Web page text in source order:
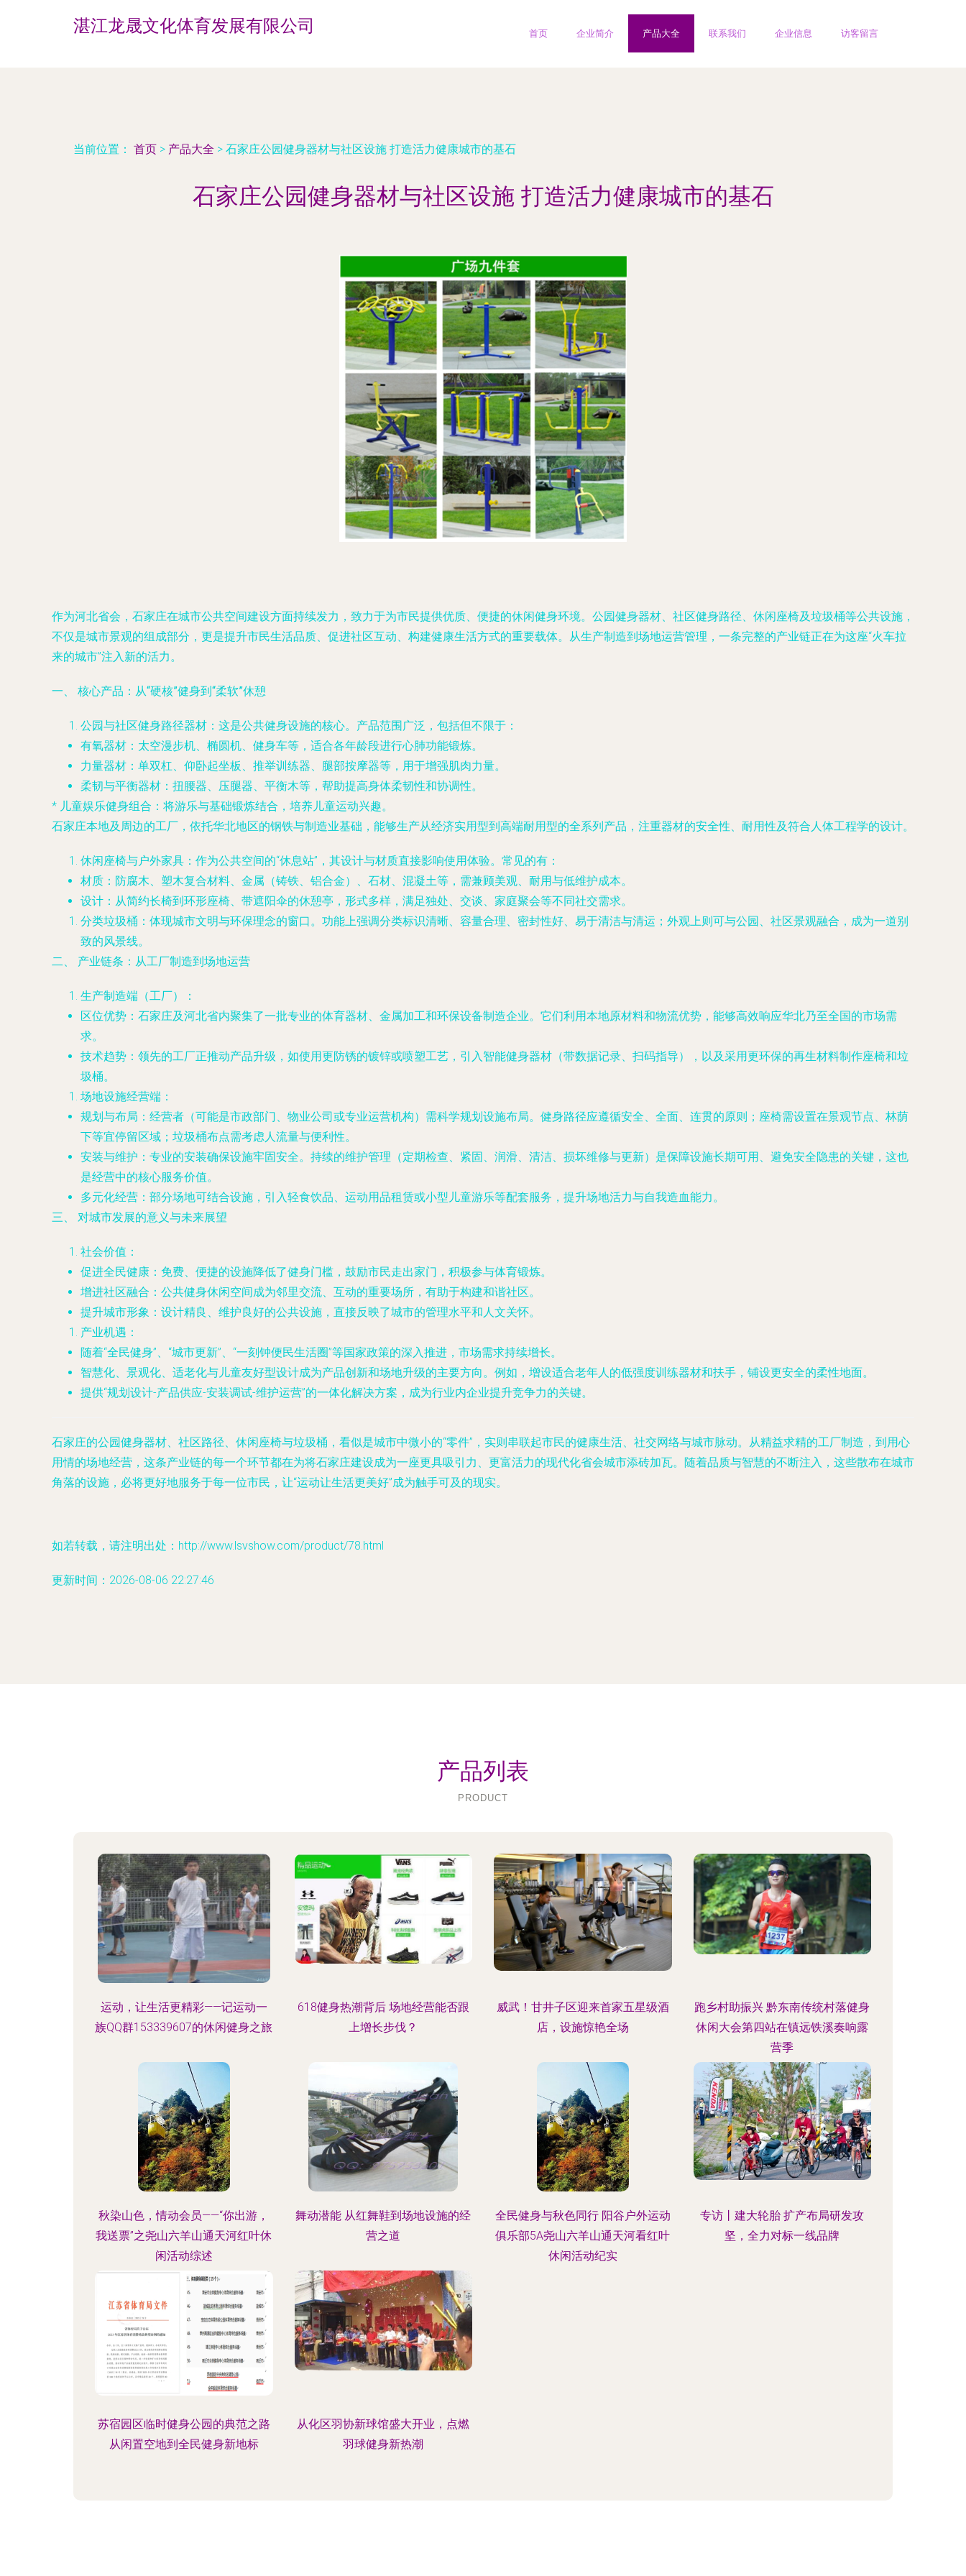
湛江龙晟文化体育发展有限公司 首页 企业简介 产品大全 联系我们 企业信息 访客留言
当前位置： 首页 > 产品大全 > 石家庄公园健身器材与社区设施 打造活力健康城市的基石
石家庄公园健身器材与社区设施 打造活力健康城市的基石
作为河北省会，石家庄在城市公共空间建设方面持续发力，致力于为市民提供优质、便捷的休闲健身环境。公园健身器材、社区健身路径、休闲座椅及垃圾桶等公共设施，
不仅是城市景观的组成部分，更是提升市民生活品质、促进社区互动、构建健康生活方式的重要载体。从生产制造到场地运营管理，一条完整的产业链正在为这座“火车拉
来的城市”注入新的活力。
一、 核心产品：从“硬核”健身到“柔软”休憩
公园与社区健身路径器材 ：这是公共健身设施的核心。产品范围广泛，包括但不限于：
有氧器材 ：太空漫步机、椭圆机、健身车等，适合各年龄段进行心肺功能锻炼。
力量器材 ：单双杠、仰卧起坐板、推举训练器、腿部按摩器等，用于增强肌肉力量。
柔韧与平衡器材 ：扭腰器、压腿器、平衡木等，帮助提高身体柔韧性和协调性。
* 儿童娱乐健身组合 ：将游乐与基础锻炼结合，培养儿童运动兴趣。
石家庄本地及周边的工厂，依托华北地区的钢铁与制造业基础，能够生产从经济实用型到高端耐用型的全系列产品，注重器材的安全性、耐用性及符合人体工程学的设计。
休闲座椅与户外家具 ：作为公共空间的“休息站”，其设计与材质直接影响使用体验。常见的有：
材质 ：防腐木、塑木复合材料、金属（铸铁、铝合金）、石材、混凝土等，需兼顾美观、耐用与低维护成本。
设计 ：从简约长椅到环形座椅、带遮阳伞的休憩亭，形式多样，满足独处、交谈、家庭聚会等不同社交需求。
分类垃圾桶 ：体现城市文明与环保理念的窗口。功能上强调分类标识清晰、容量合理、密封性好、易于清洁与清运；外观上则可与公园、社区景观融合，成为一道别
致的风景线。
二、 产业链条：从工厂制造到场地运营
生产制造端（工厂）
：
区位优势 ：石家庄及河北省内聚集了一批专业的体育器材、金属加工和环保设备制造企业。它们利用本地原材料和物流优势，能够高效响应华北乃至全国的市场需
求。
技术趋势 ：领先的工厂正推动产品升级，如使用更防锈的镀锌或喷塑工艺，引入智能健身器材（带数据记录、扫码指导），以及采用更环保的再生材料制作座椅和垃
圾桶。
场地设施经营端 ：
规划与布局 ：经营者（可能是市政部门、物业公司或专业运营机构）需科学规划设施布局。健身路径应遵循安全、全面、连贯的原则；座椅需设置在景观节点、林荫
下等宜停留区域；垃圾桶布点需考虑人流量与便利性。
安装与维护 ：专业的安装确保设施牢固安全。持续的维护管理（定期检查、紧固、润滑、清洁、损坏维修与更新）是保障设施长期可用、避免安全隐患的关键，这也
是经营中的核心服务价值。
多元化经营 ：部分场地可结合设施，引入轻食饮品、运动用品租赁或小型儿童游乐等配套服务，提升场地活力与自我造血能力。
三、 对城市发展的意义与未来展望
社会价值 ：
促进全民健康 ：免费、便捷的设施降低了健身门槛，鼓励市民走出家门，积极参与体育锻炼。
增进社区融合 ：公共健身休闲空间成为邻里交流、互动的重要场所，有助于构建和谐社区。
提升城市形象 ：设计精良、维护良好的公共设施，直接反映了城市的管理水平和人文关怀。
产业机遇 ：
随着“全民健身”、“城市更新”、“一刻钟便民生活圈”等国家政策的深入推进，市场需求持续增长。
智慧化、景观化、适老化与儿童友好型设计成为产品创新和场地升级的主要方向。例如，增设适合老年人的低强度训练器材和扶手，铺设更安全的柔性地面。
提供“规划设计-产品供应-安装调试-维护运营”的一体化解决方案，成为行业内企业提升竞争力的关键。
石家庄的公园健身器材、社区路径、休闲座椅与垃圾桶，看似是城市中微小的“零件”，实则串联起市民的健康生活、社交网络与城市脉动。从精益求精的工厂制造，到用心
用情的场地经营，这条产业链的每一个环节都在为将石家庄建设成为一座更具吸引力、更富活力的现代化省会城市添砖加瓦。随着品质与智慧的不断注入，这些散布在城市
角落的设施，必将更好地服务于每一位市民，让“运动让生活更美好”成为触手可及的现实。
如若转载，请注明出处：http://www.lsvshow.com/product/78.html
更新时间：2026-08-06 22:27:46
产品列表
PRODUCT
运动，让生活更精彩——记运动一
族QQ群153339607的休闲健身之旅
618健身热潮背后 场地经营能否跟
上增长步伐？
威武！甘井子区迎来首家五星级酒
店，设施惊艳全场
跑乡村助振兴 黔东南传统村落健身
休闲大会第四站在镇远铁溪奏响露
营季
秋染山色，情动会员——“你出游，
我送票”之尧山六羊山通天河红叶休
闲活动综述
舞动潜能 从红舞鞋到场地设施的经
营之道
全民健身与秋色同行 阳谷户外运动
俱乐部5A尧山六羊山通天河看红叶
休闲活动纪实
专访丨建大轮胎 扩产布局研发攻
坚，全力对标一线品牌
苏宿园区临时健身公园的典范之路
从闲置空地到全民健身新地标
从化区羽协新球馆盛大开业，点燃
羽球健身新热潮